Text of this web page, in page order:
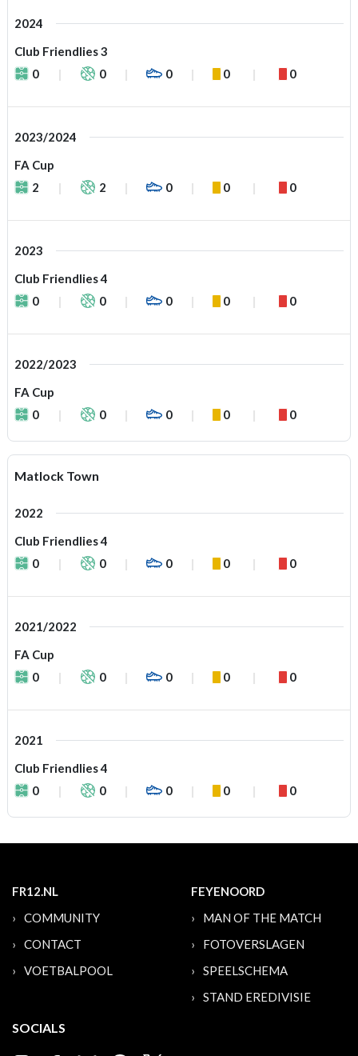
2024
Club Friendlies 3
0
0 0 0 0
2023/2024
FA Cup
2
2 0 0 0
2023
Club Friendlies 4
0
0 0 0 0
2022/2023
FA Cup
0
0 0 0 0
Matlock Town
2022
Club Friendlies 4
0
0 0 0 0
2021/2022
FA Cup
0
0 0 0 0
2021
Club Friendlies 4
0
0 0 0 0
FR12.NL
COMMUNITY
CONTACT
VOETBALPOOL
FEYENOORD
MAN OF THE MATCH
FOTOVERSLAGEN
SPEELSCHEMA
STAND EREDIVISIE
SOCIALS